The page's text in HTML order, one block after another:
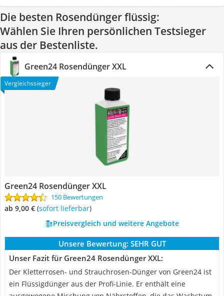
Die besten Rosendünger flüssig:
Wählen Sie Ihren persönlichen Testsieger
aus der Bestenliste.
Green24 Rosendünger XXL
Vergleichssieger
Green24 Rosendünger XXL
150 Bewertungen
ab 9,00 € ( Sofort lieferbar)
Preisvergleich und weitere Angebote
Unsere Bewertung: SEHR GUT
Unser Fazit für Green24 Rosendünger XXL:
Der Kletterrosen- und Strauchrosen-Dünger von Green24 ist
ein Flüssigdünger aus der Profi-Linie. Er enthält eine